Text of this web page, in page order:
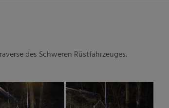
des Schweren Rüstfahrzeuges.